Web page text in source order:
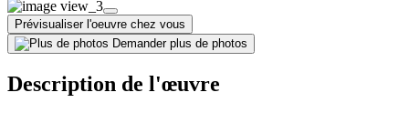
Prévisualiser l'oeuvre chez vous
Demander plus de photos
Description de l'œuvre